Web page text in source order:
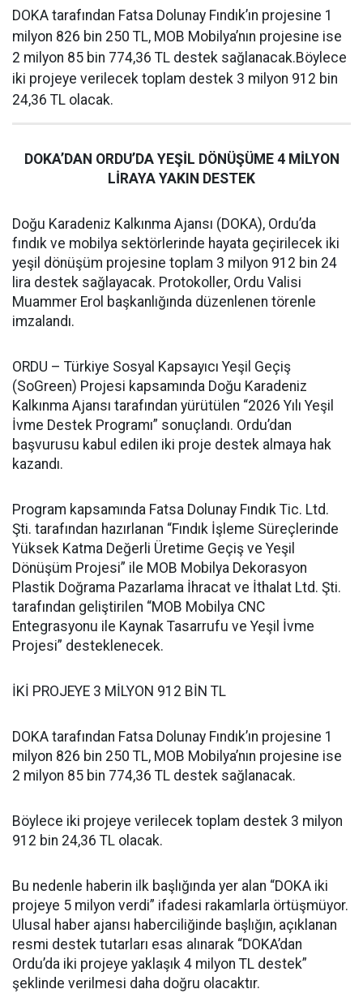
DOKA tarafından Fatsa Dolunay Fındık’ın projesine 1
milyon 826 bin 250 TL, MOB Mobilya’nın projesine ise
2 milyon 85 bin 774,36 TL destek sağlanacak.Böylece
iki projeye verilecek toplam destek 3 milyon 912 bin
24,36 TL olacak.
DOKA’DAN ORDU’DA YEŞİL DÖNÜŞÜME 4 MİLYON
LİRAYA YAKIN DESTEK
Doğu Karadeniz Kalkınma Ajansı (DOKA), Ordu’da
fındık ve mobilya sektörlerinde hayata geçirilecek iki
yeşil dönüşüm projesine toplam 3 milyon 912 bin 24
lira destek sağlayacak. Protokoller, Ordu Valisi
Muammer Erol başkanlığında düzenlenen törenle
imzalandı.
ORDU – Türkiye Sosyal Kapsayıcı Yeşil Geçiş
(SoGreen) Projesi kapsamında Doğu Karadeniz
Kalkınma Ajansı tarafından yürütülen “2026 Yılı Yeşil
İvme Destek Programı” sonuçlandı. Ordu’dan
başvurusu kabul edilen iki proje destek almaya hak
kazandı.
Program kapsamında Fatsa Dolunay Fındık Tic. Ltd.
Şti. tarafından hazırlanan “Fındık İşleme Süreçlerinde
Yüksek Katma Değerli Üretime Geçiş ve Yeşil
Dönüşüm Projesi” ile MOB Mobilya Dekorasyon
Plastik Doğrama Pazarlama İhracat ve İthalat Ltd. Şti.
tarafından geliştirilen “MOB Mobilya CNC
Entegrasyonu ile Kaynak Tasarrufu ve Yeşil İvme
Projesi” desteklenecek.
İKİ PROJEYE 3 MİLYON 912 BİN TL
DOKA tarafından Fatsa Dolunay Fındık’ın projesine 1
milyon 826 bin 250 TL, MOB Mobilya’nın projesine ise
2 milyon 85 bin 774,36 TL destek sağlanacak.
Böylece iki projeye verilecek toplam destek 3 milyon
912 bin 24,36 TL olacak.
Bu nedenle haberin ilk başlığında yer alan “DOKA iki
projeye 5 milyon verdi” ifadesi rakamlarla örtüşmüyor.
Ulusal haber ajansı haberciliğinde başlığın, açıklanan
resmi destek tutarları esas alınarak “DOKA’dan
Ordu’da iki projeye yaklaşık 4 milyon TL destek”
şeklinde verilmesi daha doğru olacaktır.